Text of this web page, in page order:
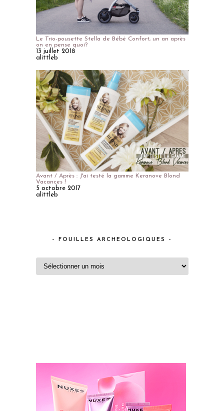
Le Trio-pousette Stella de Bébé Confort, un an après
on en pense quoi?
13 juillet 2018
alittleb
Avant / Après : J'ai testé la gamme Keranove Blond
Vacances !
5 octobre 2017
alittleb
– FOUILLES ARCHEOLOGIQUES –